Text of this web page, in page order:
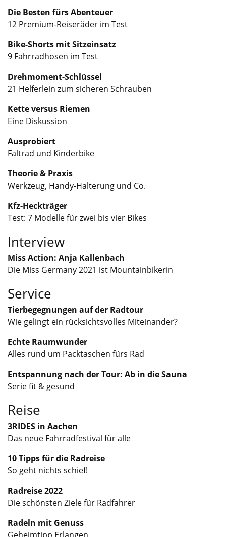
Die Besten fürs Abenteuer
12 Premium-Reiseräder im Test
Bike-Shorts mit Sitzeinsatz
9 Fahrradhosen im Test
Drehmoment-Schlüssel
21 Helferlein zum sicheren Schrauben
Kette versus Riemen
Eine Diskussion
Ausprobiert
Faltrad und Kinderbike
Theorie & Praxis
Werkzeug, Handy-Halterung und Co.
Kfz-Heckträger
Test: 7 Modelle für zwei bis vier Bikes
Interview
Miss Action: Anja Kallenbach
Die Miss Germany 2021 ist Mountainbikerin
Service
Tierbegegnungen auf der Radtour
Wie gelingt ein rücksichtsvolles Miteinander?
Echte Raumwunder
Alles rund um Packtaschen fürs Rad
Entspannung nach der Tour: Ab in die Sauna
Serie fit & gesund
Reise
3RIDES in Aachen
Das neue Fahrradfestival für alle
10 Tipps für die Radreise
So geht nichts schief!
Radreise 2022
Die schönsten Ziele für Radfahrer
Radeln mit Genuss